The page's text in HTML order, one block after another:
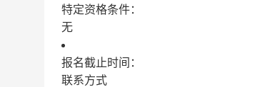
特定资格条件：
无
报名截止时间：
联系方式